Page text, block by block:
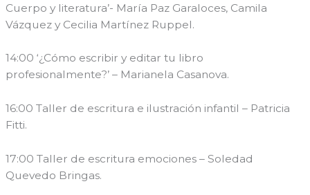
Cuerpo y literatura’- María Paz Garaloces, Camila
Vázquez y Cecilia Martínez Ruppel.
14:00 ‘¿Cómo escribir y editar tu libro
profesionalmente?’ – Marianela Casanova.
16:00 Taller de escritura e ilustración infantil – Patricia
Fitti.
17:00 Taller de escritura emociones – Soledad
Quevedo Bringas.